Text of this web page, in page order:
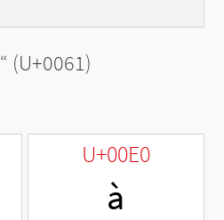
“ (U+0061)
U+00E0
à